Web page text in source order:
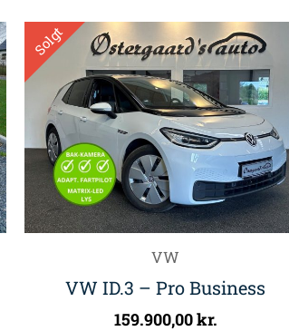
Solgt
VW
VW ID.3 – Pro Business
159.900,00kr.